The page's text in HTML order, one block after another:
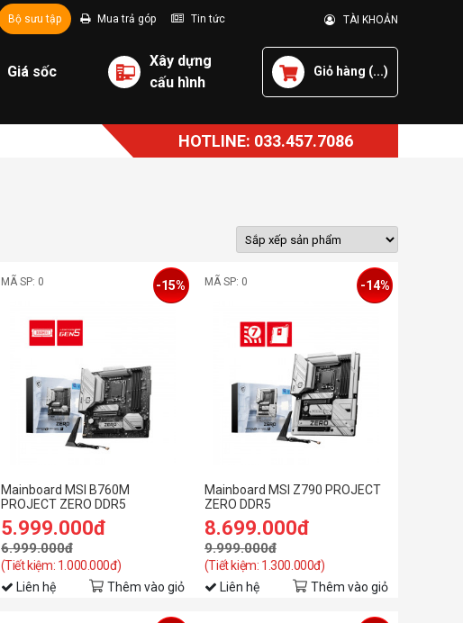
Bộ sưu tập Mua trả góp Tin tức TÀI KHOẢN
Giá sốc
Xây dựng
cấu hình
Giỏ hàng (...)
HOTLINE: 033.457.7086
MÃ SP: 0
Mainboard MSI B760M
PROJECT ZERO DDR5
5.999.000đ
6.999.000đ
(Tiết kiệm: 1.000.000đ)
-15%
Liên hệ Thêm vào giỏ
MÃ SP: 0
Mainboard MSI Z790 PROJECT
ZERO DDR5
8.699.000đ
9.999.000đ
(Tiết kiệm: 1.300.000đ)
-14%
Liên hệ Thêm vào giỏ